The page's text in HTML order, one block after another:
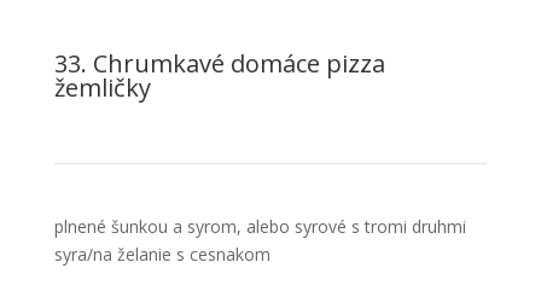
33. Chrumkavé domáce pizza
žemličky
plnené šunkou a syrom, alebo syrové s tromi druhmi
syra/na želanie s cesnakom